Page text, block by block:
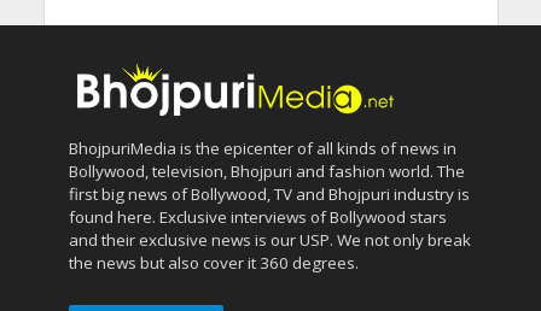
BhojpuriMedia is the epicenter of all kinds of news in
Bollywood, television, Bhojpuri and fashion world. The
first big news of Bollywood, TV and Bhojpuri industry is
found here. Exclusive interviews of Bollywood stars
and their exclusive news is our USP. We not only break
the news but also cover it 360 degrees.